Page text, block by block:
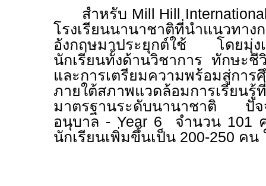
สำหรับ Mill Hill
โรงเรียนนานาชาติที่นำแนวทาง
อังกฤษมาประยุกต์ใช้ โดยมุ่ง
นักเรียนทั้งด้านวิชาการ ทักษะชี
และการเตรียมความพร้อมสู่การ
ภายใต้สภาพแวดล้อมการเรียนรู้
มาตรฐานระดับนานาชาติ ปัจ
อนุบาล - Year 6 จำนวน 101
นักเรียนเพิ่มขึ้นเป็น 200-250 คน